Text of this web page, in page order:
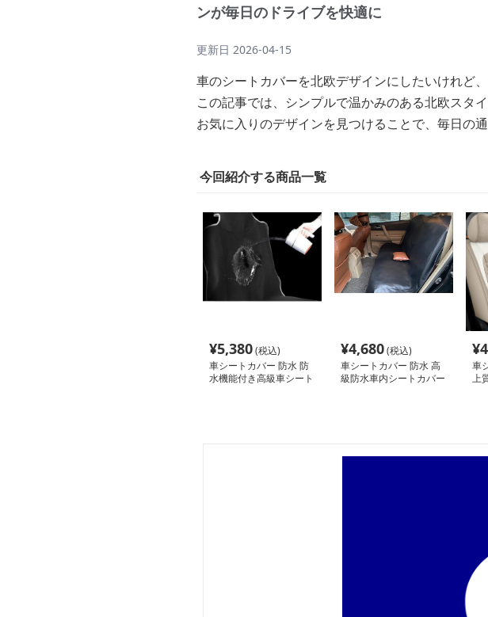
ンが毎日のドライブを快適に
更新日 2026-04-15
車のシートカバーを北欧デザインにしたいけれど
この記事では、シンプルで温かみのある北欧スタ
お気に入りのデザインを見つけることで、毎日の
今回紹介する商品一覧
¥5,380(税込)
車シートカバー 防水 防
水機能付き高級車シート
¥4,680(税込)
車シートカバー 防水 高
級防水車内シートカバー
¥
車
上